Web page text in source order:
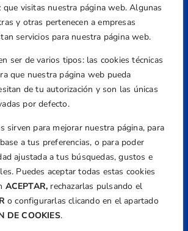
que visitas nuestra página web. Algunas
y otras pertenecen a empresas
servicios para nuestra página web.
ser de varios tipos: las cookies técnicas
que nuestra página web pueda
de tu autorización y son las únicas
por defecto.
sirven para mejorar nuestra página, para
a tus preferencias, o para poder
ajustada a tus búsquedas, gustos e
Puedes aceptar todas estas cookies
ACEPTAR, rechazarlas pulsando el
o configurarlas clicando en el apartado
DE COOKIES.
Carrer d'Isaac Peral i
5, Despachos 2 y 3, 46980,
Valencia
Teléfono
+34 961 367 799
Email
Aviso Legal
Política de Privacidad
Transparencia
Normativa
Federación